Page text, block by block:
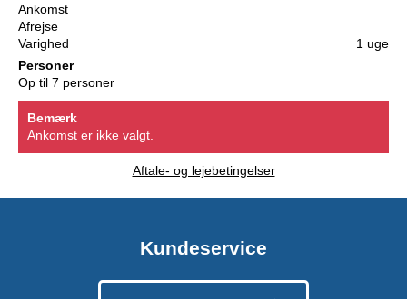
Ankomst
Afrejse
Varighed
1 uge
Personer
Op til 7 personer
Bemærk
Ankomst er ikke valgt.
Aftale- og lejebetingelser
Kundeservice